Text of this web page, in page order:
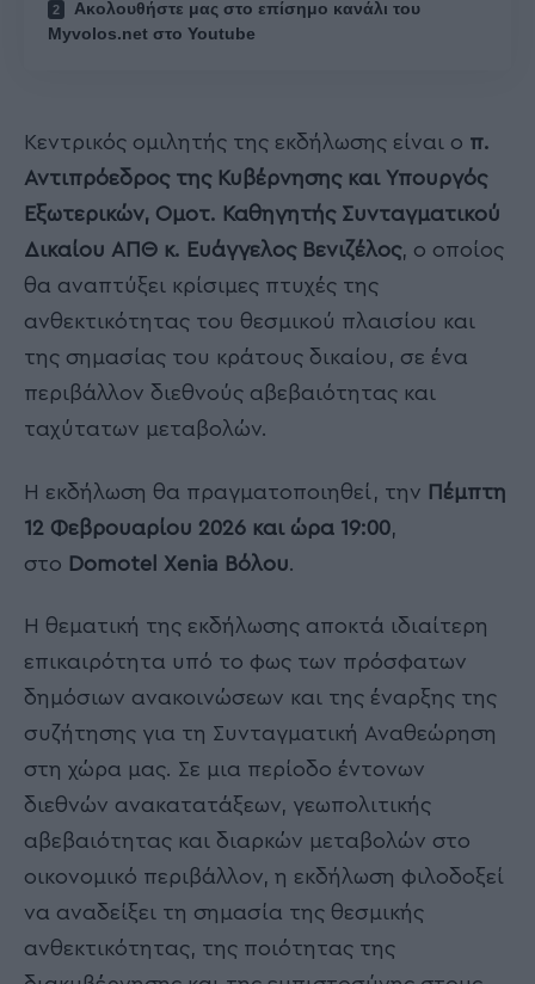
Ακολουθήστε μας στο επίσημο κανάλι του
Myvolos.net στο Youtube
Κεντρικός ομιλητής της εκδήλωσης είναι ο π.
Αντιπρόεδρος της Κυβέρνησης και Υπουργός
Εξωτερικών, Ομοτ. Καθηγητής Συνταγματικού
Δικαίου ΑΠΘ κ. Ευάγγελος Βενιζέλος, ο οποίος
θα αναπτύξει κρίσιμες πτυχές της
ανθεκτικότητας του θεσμικού πλαισίου και
της σημασίας του κράτους δικαίου, σε ένα
περιβάλλον διεθνούς αβεβαιότητας και
ταχύτατων μεταβολών.
Η εκδήλωση θα πραγματοποιηθεί, την Πέμπτη
12 Φεβρουαρίου 2026 και ώρα 19:00
στο Domotel Xenia Βόλου
Η θεματική της εκδήλωσης αποκτά ιδιαίτερη
επικαιρότητα υπό το φως των πρόσφατων
δημόσιων ανακοινώσεων και της έναρξης της
συζήτησης για τη Συνταγματική Αναθεώρηση
στη χώρα μας. Σε μια περίοδο έντονων
διεθνών ανακατατάξεων, γεωπολιτικής
αβεβαιότητας και διαρκών μεταβολών στο
οικονομικό περιβάλλον, η εκδήλωση φιλοδοξεί
να αναδείξει τη σημασία της θεσμικής
ανθεκτικότητας, της ποιότητας της